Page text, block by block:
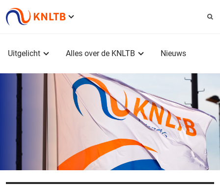
Uitgelicht Alles over de KNLTB Nieuws